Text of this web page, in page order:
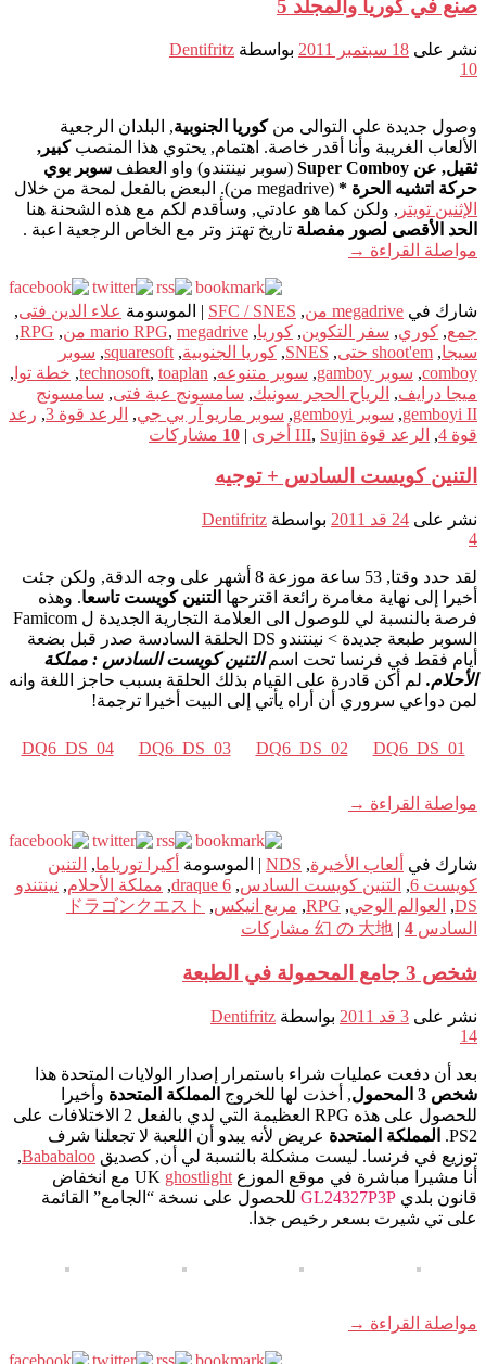
صنع في كوريا والمجلد 5
نشر على 18 سبتمبر 2011 بواسطة Dentifritz
10
وصول جديدة على التوالى منكوريا الجنوبية, البلدان الرجعية
الألعاب الغريبة وأنا أقدر خاصة. اهتمام, يحتوي هذا المنصبكبير,
ثقيل, عن Super Comboy
(سوبر نينتندو) واو العطف سوبر بوي
حركة اتشيه الحرة * (megadrive من). البعض بالفعل لمحة من خلال
الإثنين تويتر , ولكن كما هو عادتي, وسأقدم لكم مع هذه الشحنة هنا
الحد الأقصى لصور مفصلة تاريخ تهتز وتر مع الخاص الرجعية اعبة .
مواصلة القراءة →
شارك في megadrive من ,
SFC / SNES
| الموسومة علاء الدين فتى,
جمع, كوري, سفر التكوين, كوريا,
mario RPG, megadrive من ,
RPG
,
سيجا, shoot'em حتى ,
SNES
, كوريا الجنوبية,
squaresoft
, سوبر
comboy
, سوبر gamboy , سوبر متنوعه,
technosoft, toaplan
, خطة توا ,
ميجا درايف, الرياح الحجر سونيك, سامسونج عبة فتى, سامسونج
gemboyi II
, سوبر gemboyi , سوبر ماريو آر بي جي, الرعد قوة 3 , رعد
قوة 4
, الرعد قوة III , Sujin أخرى |
10 مشاركات
التنين كويست السادس + توجيه
نشر على 24 قد 2011 بواسطة Dentifritz
4
لقد حدد وقتا, 53 ساعة موزعة 8 أشهر على وجه الدقة, ولكن جئت
أخيرا إلى نهاية مغامرة رائعة اقترحها التنين كويست تاسعا. وهذه
فرصة بالنسبة لي للوصول الى العلامة التجارية الجديدة ل Famicom
السوبر طبعة جديدة > نينتندو DS الحلقة السادسة صدر قبل بضعة
أيام فقط في فرنسا تحت اسمالتنين كويست السادس : مملكة
الأحلام. لم أكن قادرة على القيام بذلك الحلقة بسبب حاجز اللغة وانه
لمن دواعي سروري أن أراه يأتي إلى البيت أخيرا ترجمة!
DQ6_DS_01
DQ6_DS_02
DQ6_DS_03
DQ6_DS_04
مواصلة القراءة →
شارك في ألعاب الأخيرة,
NDS
| الموسومة أكيرا تورياما, التنين
كويست 6
, التنين كويست السادس,
draque 6
, مملكة الأحلام, نينتندو
DS
, العوالم الوحي,
RPG
, مربع انيكس,
ドラゴンクエスト
السادس 幻 の 大地
| 4 مشاركات
شخص 3 جامع المحمولة في الطبعة
نشر على 3 قد 2011 بواسطة Dentifritz
14
بعد أن دفعت عمليات شراء باستمرار إصدار الولايات المتحدة هذا
شخص 3 المحمول
, أخذت لها للخروج المملكة المتحدة وأخيرا
للحصول على هذه RPG العظيمة التي لدي بالفعل 2 الاختلافات على
PS2.
المملكة المتحدة عريض لأنه يبدو أن اللعبة لا تجعلنا شرف
توزيع في فرنسا. ليست مشكلة بالنسبة لي أن, كصديق Bababaloo
,
أنا مشيرا مباشرة في موقع الموزع UK ghostlight
مع انخفاض
قانون بلدي GL24327P3P للحصول على نسخة “الجامع” القائمة
على تي شيرت بسعر رخيص جدا.
مواصلة القراءة →